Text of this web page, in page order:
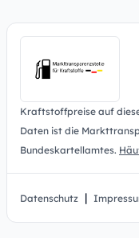
Kraftstoffpreise auf
Daten ist die
Bundeskartellamtes.
Datenschutz |